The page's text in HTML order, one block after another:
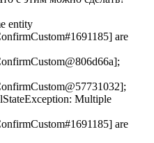
entity
are
Multiple
are